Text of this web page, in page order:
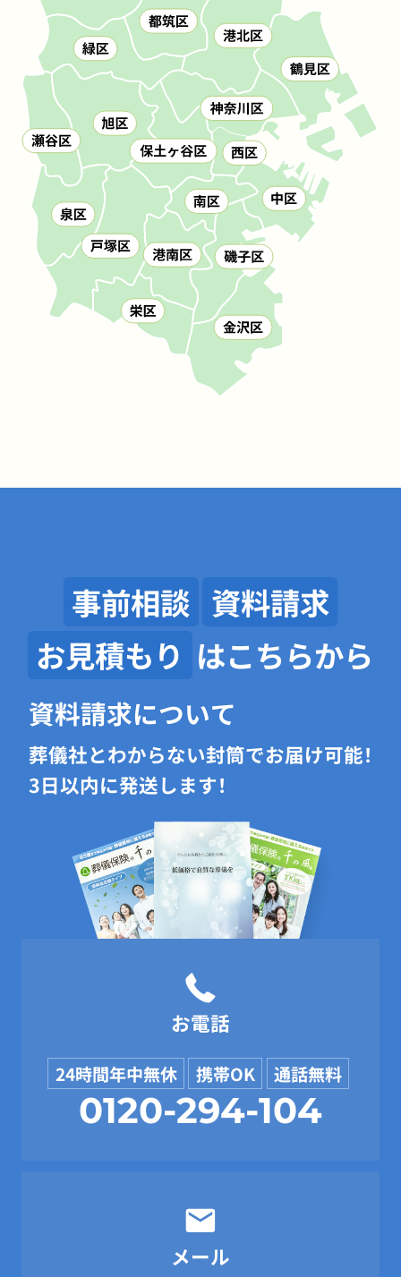
事前相談 資料請求
お見積もり はこちらから
資料請求について
葬儀社とわからない封筒でお届け可能！
3日以内に発送します！
お電話
24時間年中無休 携帯OK 通話無料
0120-294-104
メール